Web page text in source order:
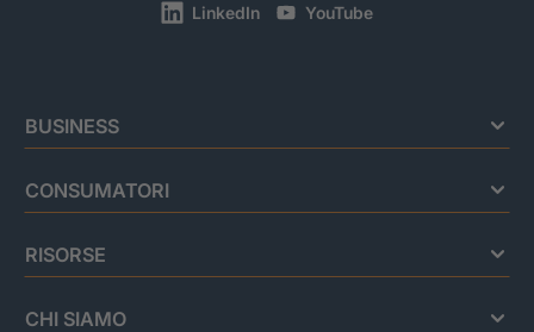
LinkedIn YouTube
BUSINESS
CONSUMATORI
RISORSE
CHI SIAMO